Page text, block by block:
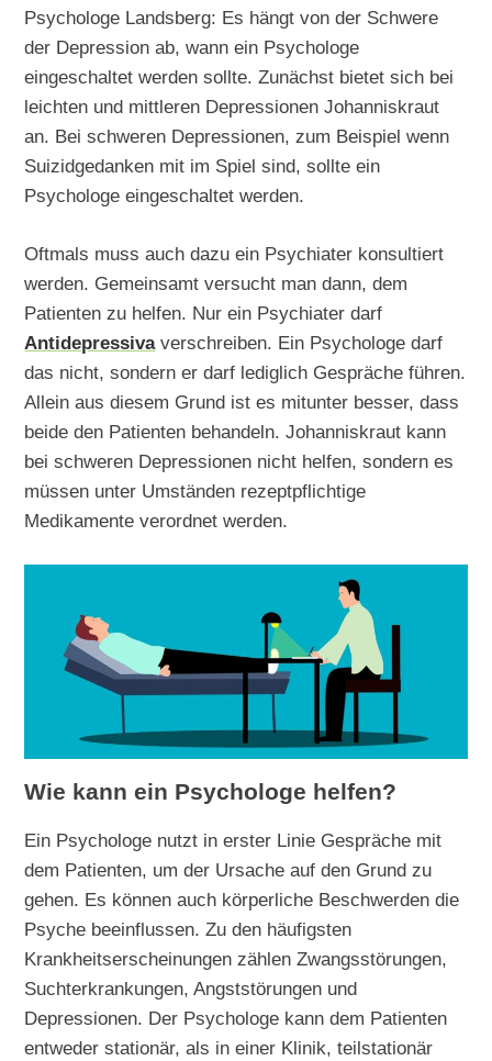
Psychologe Landsberg: Es hängt von der Schwere
der Depression ab, wann ein Psychologe
eingeschaltet werden sollte. Zunächst bietet sich bei
leichten und mittleren Depressionen Johanniskraut
an. Bei schweren Depressionen, zum Beispiel wenn
Suizidgedanken mit im Spiel sind, sollte ein
Psychologe eingeschaltet werden.
Oftmals muss auch dazu ein Psychiater konsultiert
werden. Gemeinsamt versucht man dann, dem
Patienten zu helfen. Nur ein Psychiater darf
Antidepressivaverschreiben. Ein Psychologe darf
das nicht, sondern er darf lediglich Gespräche führen.
Allein aus diesem Grund ist es mitunter besser, dass
beide den Patienten behandeln. Johanniskraut kann
bei schweren Depressionen nicht helfen, sondern es
müssen unter Umständen rezeptpflichtige
Medikamente verordnet werden.
Wie kann ein Psychologe helfen?
Ein Psychologe nutzt in erster Linie Gespräche mit
dem Patienten, um der Ursache auf den Grund zu
gehen. Es können auch körperliche Beschwerden die
Psyche beeinflussen. Zu den häufigsten
Krankheitserscheinungen zählen Zwangsstörungen,
Suchterkrankungen, Angststörungen und
Depressionen. Der Psychologe kann dem Patienten
entweder stationär, als in einer Klinik, teilstationär